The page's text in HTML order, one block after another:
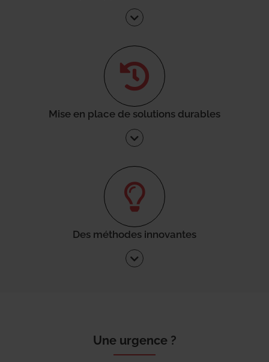
Mise en place de solutions durables
Des méthodes innovantes
Une urgence ?